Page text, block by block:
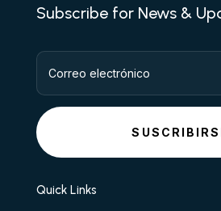
Subscribe for News &
Quick Links